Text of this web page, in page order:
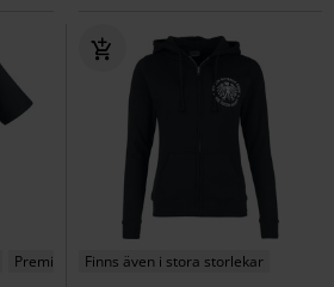
Premium Finns även i stora storlekar